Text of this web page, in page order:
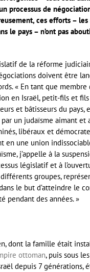
processus de
ces efforts –
le pays – n’ont pas
de la réforme
doivent être
« En tant que membre
en Israël, petit-fils et
et bâtisseurs du pays,
un judaïsme aimant et
libéraux et
en une union
j’appelle à la
législatif et à
groupes,
le but d’atteindre le
pendant des années. »
dont la famille était
ottoman, puis sous les
depuis 7 générations,